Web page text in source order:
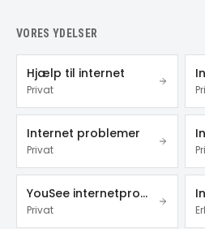
VORES YDELSER
Hjælp til internet
Privat
Internet problemer
Privat
YouSee internetproblemer
Privat